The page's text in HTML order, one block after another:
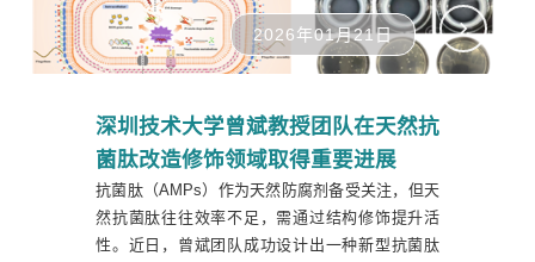
2026年01月21日
深圳技术大学曾斌教授团队在天然抗
菌肽改造修饰领域取得重要进展
抗菌肽（AMPs）作为天然防腐剂备受关注，但天
然抗菌肽往往效率不足，需通过结构修饰提升活
性。近日，曾斌团队成功设计出一种新型抗菌肽